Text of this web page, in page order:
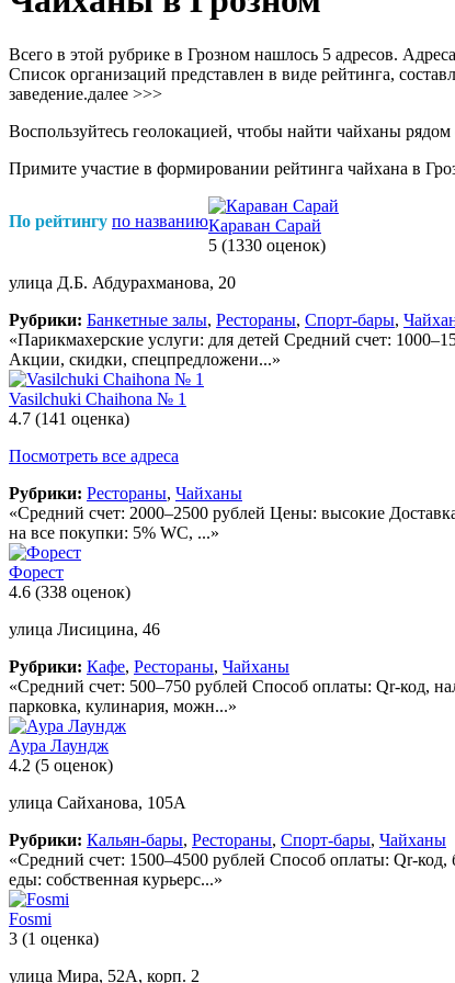
Всего в этой рубрике в Грозном нашлось 5 адресов.
Список организаций представлен в виде рейтинга,
заведение.далее >>>
Воспользуйтесь геолокацией, чтобы найти чайханы
Примите участие в формировании рейтинга чайхана в
По рейтингу по названиюКараван Сарай
5 (1330 оценок)
улица Д.Б. Абдурахманова, 20
Рубрики: Банкетные залы, Рестораны, Спорт-бары,
«Парикмахерские услуги: для детей Средний счет:
Акции, скидки, спецпредложени...»
Vasilchuki Chaihona № 1
4.7 (141 оценка)
Посмотреть все адреса
Рубрики: Рестораны, Чайханы
«Средний счет: 2000–2500 рублей Цены: высокие
на все покупки: 5% WC, ...»
Форест
4.6 (338 оценок)
улица Лисицина, 46
Рубрики: Кафе, Рестораны, Чайханы
«Средний счет: 500–750 рублей Способ оплаты: Qr-код,
парковка, кулинария, можн...»
Аура Лаундж
4.2 (5 оценок)
улица Сайханова, 105А
Рубрики: Кальян-бары, Рестораны, Спорт-бары, Чайханы
«Средний счет: 1500–4500 рублей Способ оплаты: Qr-
еды: собственная курьерс...»
Fosmi
3 (1 оценка)
улица Мира, 52А, корп. 2